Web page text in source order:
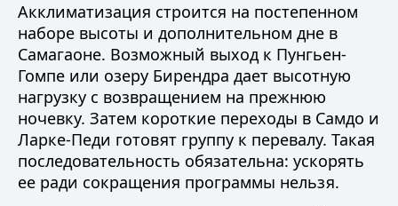
Акклиматизация строится на постепенном
наборе высоты и дополнительном дне в
Самагаоне. Возможный выход к Пунгьен-
Гомпе или озеру Бирендра дает высотную
нагрузку с возвращением на прежнюю
ночевку. Затем короткие переходы в Самдо и
Ларке-Педи готовят группу к перевалу. Такая
последовательность обязательна: ускорять
ее ради сокращения программы нельзя.